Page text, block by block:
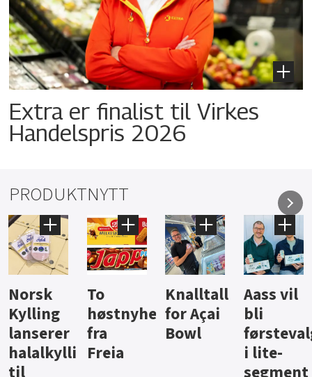
Extra er finalist til Virkes
Handelspris 2026
PRODUKTNYTT
Knalltall
for Açai
Bowl
Aass vil
bli
førstevalg
i lite-
Brus og
jus fra
Berentsen
Hard
iste fra
Hansa